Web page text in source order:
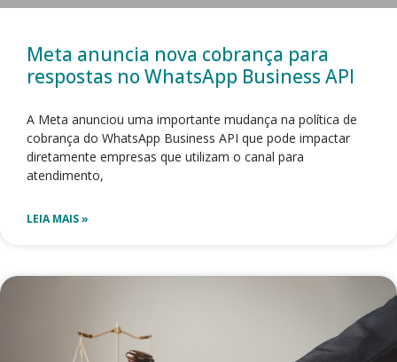
Meta anuncia nova cobrança para
respostas no WhatsApp Business API
A Meta anunciou uma importante mudança na política de
cobrança do WhatsApp Business API que pode impactar
diretamente empresas que utilizam o canal para
atendimento,
LEIA MAIS »